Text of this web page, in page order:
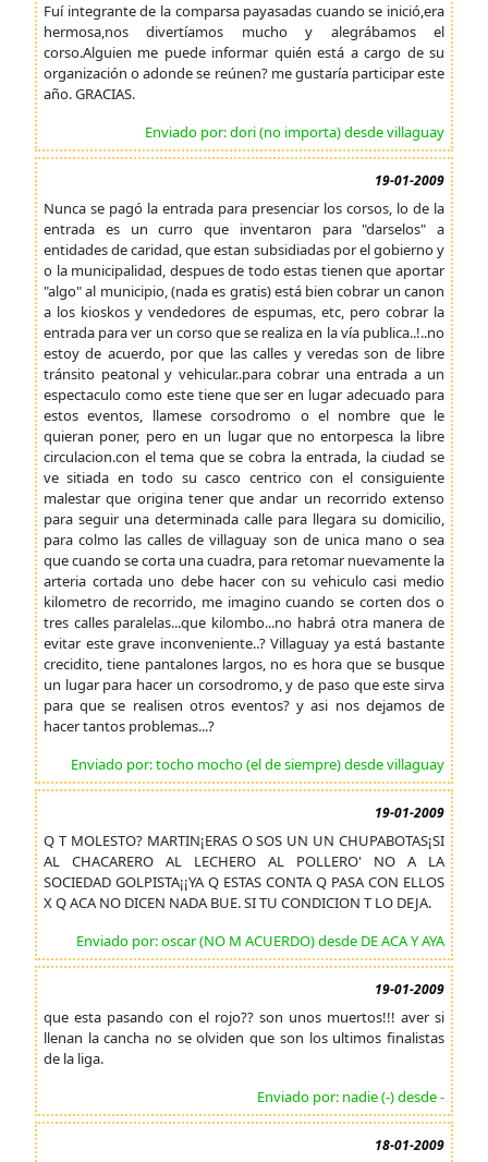
Fuí integrante de la comparsa payasadas cuando se inició,era
hermosa,nos divertíamos mucho y alegrábamos el
corso.Alguien me puede informar quién está a cargo de su
organización o adonde se reúnen? me gustaría participar este
año. GRACIAS.
Enviado por: dori (no importa) desde villaguay
19-01-2009
Nunca se pagó la entrada para presenciar los corsos, lo de la
entrada es un curro que inventaron para "darselos" a
entidades de caridad, que estan subsidiadas por el gobierno y
o la municipalidad, despues de todo estas tienen que aportar
"algo" al municipio, (nada es gratis) está bien cobrar un canon
a los kioskos y vendedores de espumas, etc, pero cobrar la
entrada para ver un corso que se realiza en la vía publica..!..no
estoy de acuerdo, por que las calles y veredas son de libre
tránsito peatonal y vehicular..para cobrar una entrada a un
espectaculo como este tiene que ser en lugar adecuado para
estos eventos, llamese corsodromo o el nombre que le
quieran poner, pero en un lugar que no entorpesca la libre
circulacion.con el tema que se cobra la entrada, la ciudad se
ve sitiada en todo su casco centrico con el consiguiente
malestar que origina tener que andar un recorrido extenso
para seguir una determinada calle para llegara su domicilio,
para colmo las calles de villaguay son de unica mano o sea
que cuando se corta una cuadra, para retomar nuevamente la
arteria cortada uno debe hacer con su vehiculo casi medio
kilometro de recorrido, me imagino cuando se corten dos o
tres calles paralelas...que kilombo...no habrá otra manera de
evitar este grave inconveniente..? Villaguay ya está bastante
crecidito, tiene pantalones largos, no es hora que se busque
un lugar para hacer un corsodromo, y de paso que este sirva
para que se realisen otros eventos? y asi nos dejamos de
hacer tantos problemas...?
Enviado por: tocho mocho (el de siempre) desde villaguay
19-01-2009
Q T MOLESTO? MARTIN¡ERAS O SOS UN UN CHUPABOTAS¡SI
AL CHACARERO AL LECHERO AL POLLERO' NO A LA
SOCIEDAD GOLPISTA¡¡YA Q ESTAS CONTA Q PASA CON ELLOS
X Q ACA NO DICEN NADA BUE. SI TU CONDICION T LO DEJA.
Enviado por: oscar (NO M ACUERDO) desde DE ACA Y AYA
19-01-2009
que esta pasando con el rojo?? son unos muertos!!! aver si
llenan la cancha no se olviden que son los ultimos finalistas
de la liga.
Enviado por: nadie (-) desde -
18-01-2009